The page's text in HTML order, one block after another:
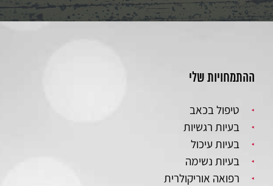
ההתמחויות שלי
טיפול בכאב
בעיות רגשיות
בעיות עיכול
בעיות נשימה
רפואה אוריקולרית